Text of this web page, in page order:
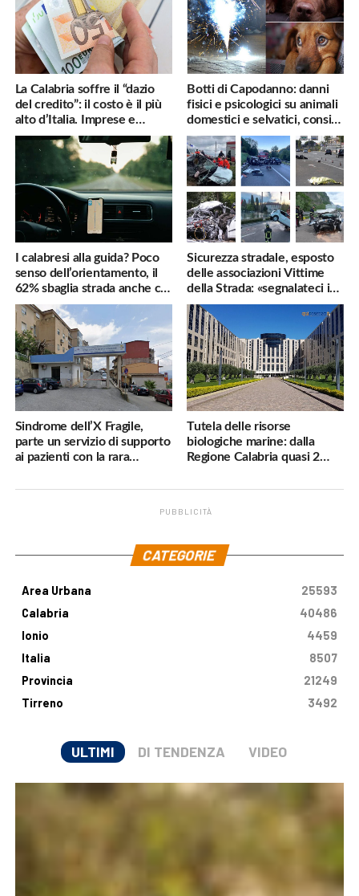
La Calabria soffre il “dazio
del credito”: il costo è il più
alto d’Italia. Imprese e
famiglie penalizzate
Botti di Capodanno: danni
fisici e psicologici su animali
domestici e selvatici, consigli
utili
I calabresi alla guida? Poco
senso dell’orientamento, il
62% sbaglia strada anche col
navigatore
Sicurezza stradale, esposto
delle associazioni Vittime
della Strada: «segnalateci i
pericoli, interverremo
subito»
Sindrome dell’X Fragile,
parte un servizio di supporto
ai pazienti con la rara
Tutela delle risorse
biologiche marine: dalla
Regione Calabria quasi 2
PUBBLICITÀ
CATEGORIE
Area Urbana
25593
Calabria
40486
Ionio
4459
Italia
8507
Provincia
21249
Tirreno
3492
ULTIMI DI TENDENZA VIDEO